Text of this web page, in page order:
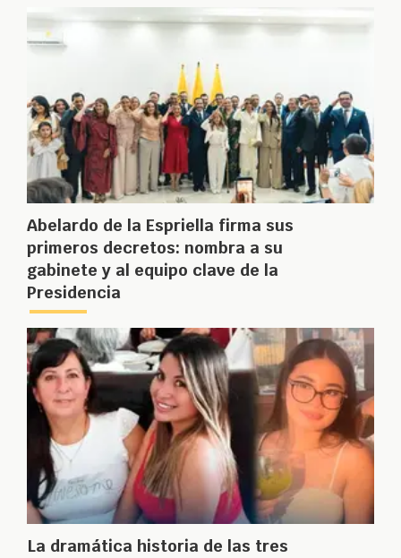
Abelardo de la Espriella firma sus
primeros decretos: nombra a su
gabinete y al equipo clave de la
Presidencia
La dramática historia de las tres